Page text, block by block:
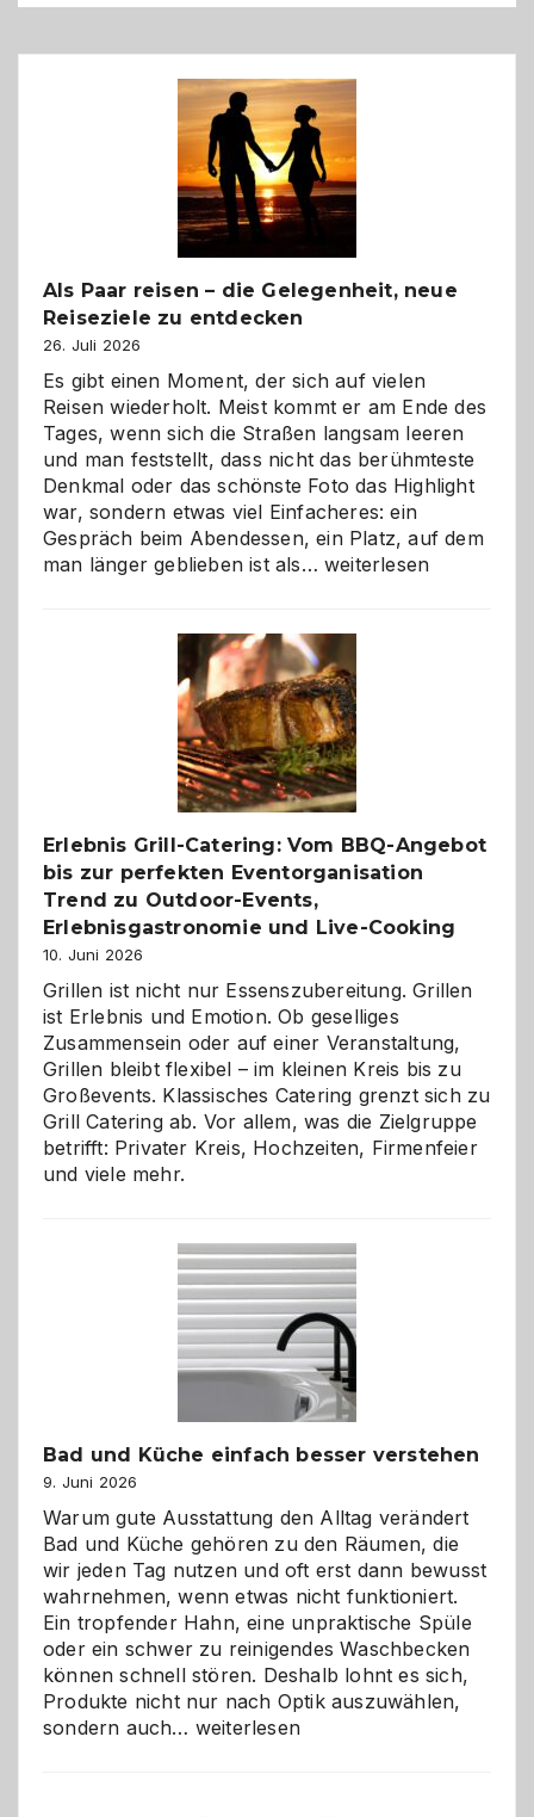
Als Paar reisen – die Gelegenheit, neue
Reiseziele zu entdecken
26. Juli 2026
Es gibt einen Moment, der sich auf vielen
Reisen wiederholt. Meist kommt er am Ende des
Tages, wenn sich die Straßen langsam leeren
und man feststellt, dass nicht das berühmteste
Denkmal oder das schönste Foto das Highlight
war, sondern etwas viel Einfacheres: ein
Gespräch beim Abendessen, ein Platz, auf dem
man länger geblieben ist als… Als
–
die
Gelegenheit,
neue
Reiseziele
zu
entdecken
weiterlesen
Erlebnis Grill-Catering: Vom BBQ-Angebot
bis zur perfekten Eventorganisation
Trend zu Outdoor-Events,
Erlebnisgastronomie und Live-Cooking
10. Juni 2026
Grillen ist nicht nur Essenszubereitung. Grillen
ist Erlebnis und Emotion. Ob geselliges
Zusammensein oder auf einer Veranstaltung,
Grillen bleibt flexibel – im kleinen Kreis bis zu
Großevents. Klassisches Catering grenzt sich zu
Grill Catering ab. Vor allem, was die Zielgruppe
betrifft: Privater Kreis, Hochzeiten, Firmenfeier
und viele mehr.
Bad und Küche einfach besser verstehen
9. Juni 2026
Warum gute Ausstattung den Alltag verändert
Bad und Küche gehören zu den Räumen, die
wir jeden Tag nutzen und oft erst dann bewusst
wahrnehmen, wenn etwas nicht funktioniert.
Ein tropfender Hahn, eine unpraktische Spüle
oder ein schwer zu reinigendes Waschbecken
können schnell stören. Deshalb lohnt es sich,
Produkte nicht nur nach Optik auszuwählen,
sondern auch… Bad
weiterlesen